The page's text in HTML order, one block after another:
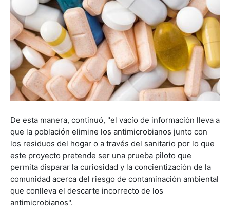
De esta manera, continuó, "el vacío de información lleva a
que la población elimine los antimicrobianos junto con
los residuos del hogar o a través del sanitario por lo que
este proyecto pretende ser una prueba piloto que
permita disparar la curiosidad y la concientización de la
comunidad acerca del riesgo de contaminación ambiental
que conlleva el descarte incorrecto de los
antimicrobianos".